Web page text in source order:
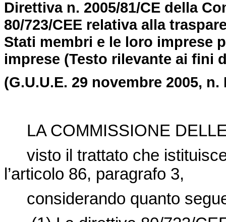
Direttiva n. 2005/81/CE della
80/723/CEE relativa alla
Stati membri e le loro imprese
imprese (Testo rilevante ai fini
(G.U.U.E. 29 novembre 2005, n.
LA COMMISSIONE
visto il trattato che
l’articolo 86, paragrafo 3,
considerando quanto